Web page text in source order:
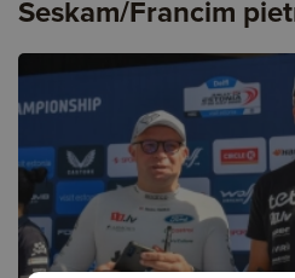
Seskam/Francim